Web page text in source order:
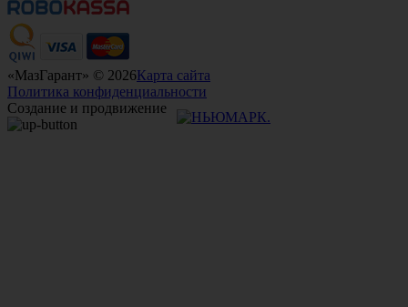
«МазГарант» © 2026Карта сайта
Политика конфиденциальности
Создание и продвижение